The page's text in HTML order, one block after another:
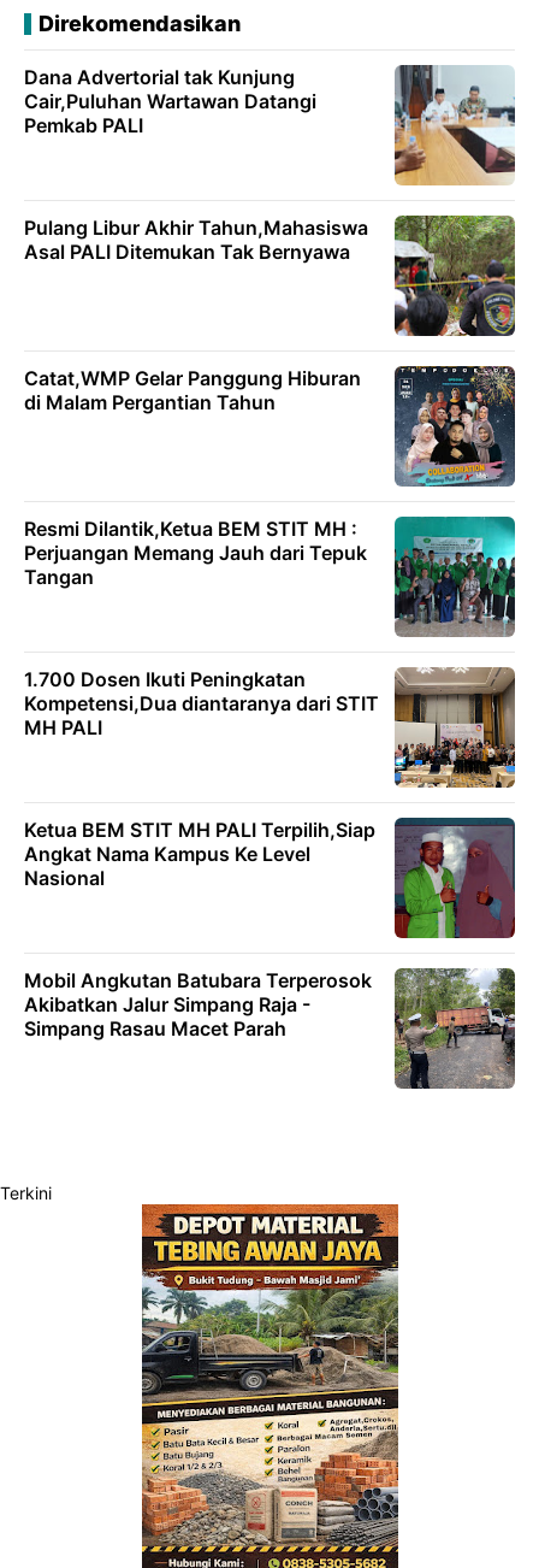
Direkomendasikan
Dana Advertorial tak Kunjung
Cair,Puluhan Wartawan Datangi
Pemkab PALI
Pulang Libur Akhir Tahun,Mahasiswa
Asal PALI Ditemukan Tak Bernyawa
Catat,WMP Gelar Panggung Hiburan
di Malam Pergantian Tahun
Resmi Dilantik,Ketua BEM STIT MH :
Perjuangan Memang Jauh dari Tepuk
Tangan
1.700 Dosen Ikuti Peningkatan
Kompetensi,Dua diantaranya dari STIT
MH PALI
Ketua BEM STIT MH PALI Terpilih,Siap
Angkat Nama Kampus Ke Level
Nasional
Mobil Angkutan Batubara Terperosok
Akibatkan Jalur Simpang Raja -
Simpang Rasau Macet Parah
Terkini